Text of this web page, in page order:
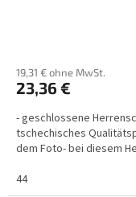
19,31 € ohne MwSt.
23,36 €
- geschlossene
tschechisches
dem Foto- bei diesem
44